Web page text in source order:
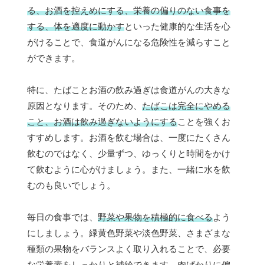
る、お酒を控えめにする、栄養の偏りのない食事を
する、体を適度に動かすといった健康的な生活を心
がけることで、食道がんになる危険性を減らすこと
ができます。
特に、たばことお酒の飲み過ぎは食道がんの大きな
原因となります。そのため、 たばこは完全にやめる
こと、お酒は飲み過ぎないようにすることを強くお
すすめします。お酒を飲む場合は、一度にたくさん
飲むのではなく、少量ずつ、ゆっくりと時間をかけ
て飲むように心がけましょう。また、一緒に水を飲
むのも良いでしょう。
毎日の食事では、 野菜や果物を積極的に食べるよう
にしましょう。緑黄色野菜や淡色野菜、さまざまな
種類の果物をバランスよく取り入れることで、必要